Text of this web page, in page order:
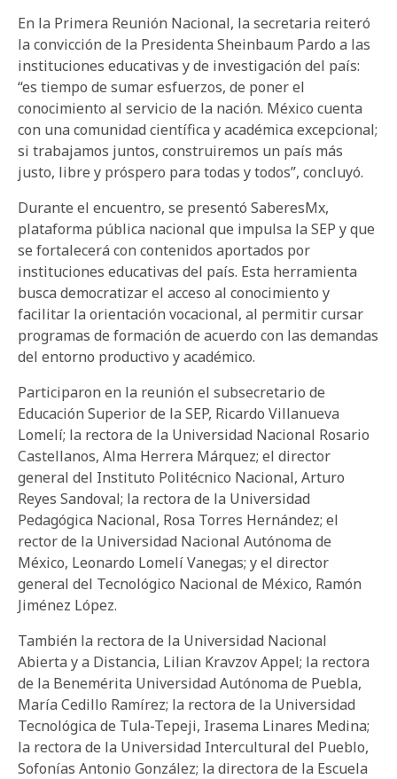
En la Primera Reunión Nacional, la secretaria reiteró
la convicción de la Presidenta Sheinbaum Pardo a las
instituciones educativas y de investigación del país:
“es tiempo de sumar esfuerzos, de poner el
conocimiento al servicio de la nación. México cuenta
con una comunidad científica y académica excepcional;
si trabajamos juntos, construiremos un país más
justo, libre y próspero para todas y todos”, concluyó.
Durante el encuentro, se presentó SaberesMx,
plataforma pública nacional que impulsa la SEP y que
se fortalecerá con contenidos aportados por
instituciones educativas del país. Esta herramienta
busca democratizar el acceso al conocimiento y
facilitar la orientación vocacional, al permitir cursar
programas de formación de acuerdo con las demandas
del entorno productivo y académico.
Participaron en la reunión el subsecretario de
Educación Superior de la SEP, Ricardo Villanueva
Lomelí; la rectora de la Universidad Nacional Rosario
Castellanos, Alma Herrera Márquez; el director
general del Instituto Politécnico Nacional, Arturo
Reyes Sandoval; la rectora de la Universidad
Pedagógica Nacional, Rosa Torres Hernández; el
rector de la Universidad Nacional Autónoma de
México, Leonardo Lomelí Vanegas; y el director
general del Tecnológico Nacional de México, Ramón
Jiménez López.
También la rectora de la Universidad Nacional
Abierta y a Distancia, Lilian Kravzov Appel; la rectora
de la Benemérita Universidad Autónoma de Puebla,
María Cedillo Ramírez; la rectora de la Universidad
Tecnológica de Tula-Tepeji, Irasema Linares Medina;
la rectora de la Universidad Intercultural del Pueblo,
Sofonías Antonio González; la directora de la Escuela